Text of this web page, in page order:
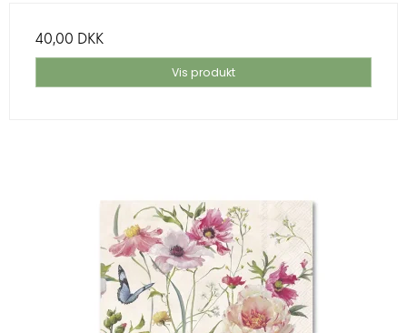
40,00 DKK
Vis produkt